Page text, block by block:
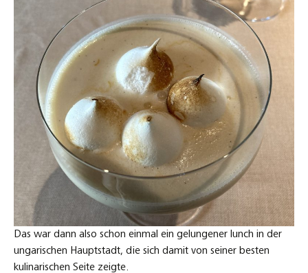
Das war dann also schon einmal ein gelungener lunch in der
ungarischen Hauptstadt, die sich damit von seiner besten
kulinarischen Seite zeigte.